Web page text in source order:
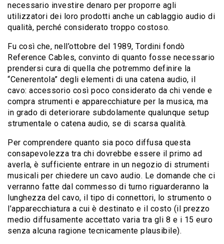
necessario investire denaro per proporre agli
utilizzatori dei loro prodotti anche un cablaggio audio di
qualità, perché considerato troppo costoso.
Fu così che, nell’ottobre del 1989, Tordini fondò
Reference Cables, convinto di quanto fosse necessario
prendersi cura di quella che potremmo definire la
“Cenerentola” degli elementi di una catena audio, il
cavo: accessorio così poco considerato da chi vende e
compra strumenti e apparecchiature per la musica, ma
in grado di deteriorare subdolamente qualunque setup
strumentale o catena audio, se di scarsa qualità.
Per comprendere quanto sia poco diffusa questa
consapevolezza tra chi dovrebbe essere il primo ad
averla, è sufficiente entrare in un negozio di strumenti
musicali per chiedere un cavo audio. Le domande che ci
verranno fatte dal commesso di turno riguarderanno la
lunghezza del cavo, il tipo di connettori, lo strumento o
l’apparecchiatura a cui è destinato e il costo (il prezzo
medio diffusamente accettato varia tra gli 8 e i 15 euro
senza alcuna ragione tecnicamente plausibile).